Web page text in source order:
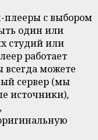
плееры с выбором
один или
студий или
работает
всегда можете
сервер (мы
источники),